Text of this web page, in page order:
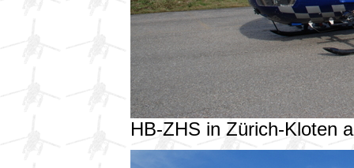
HB-ZHS in Zürich-Kloten